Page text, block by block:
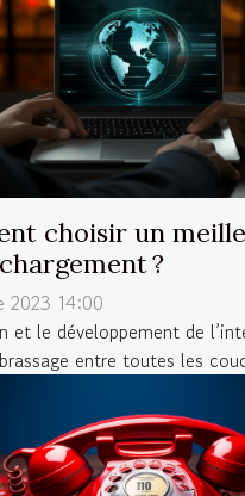
choisir un
?
2023 14:00
et le développement de
entre toutes les